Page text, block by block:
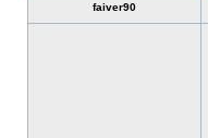
faiver90